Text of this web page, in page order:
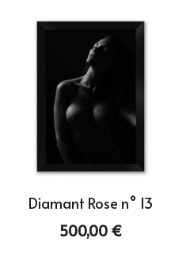
Diamant Rose n° 13
500,00 €